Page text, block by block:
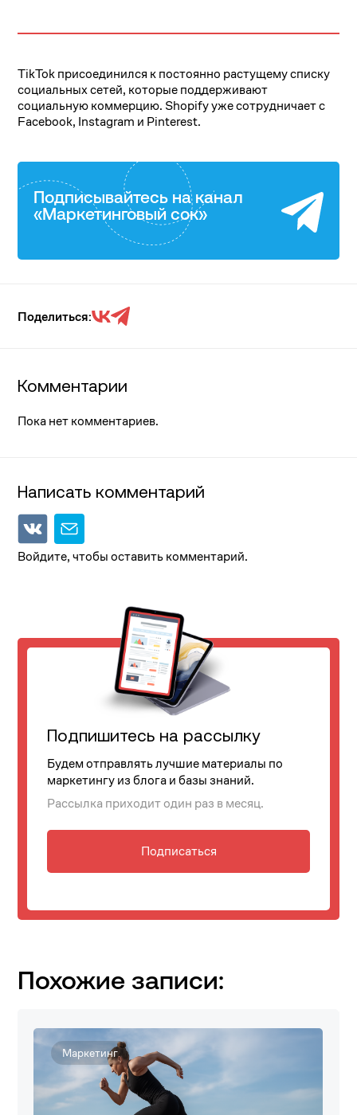
TikTok присоединился к постоянно растущему списку
социальных сетей, которые поддерживают
социальную коммерцию. Shopify уже сотрудничает с
Facebook, Instagram и Pinterest.
Подписывайтесь на канал
«Маркетинговый сок»
Поделиться:
Комментарии
Пока нет комментариев.
Написать комментарий
Войдите, чтобы оставить комментарий.
Подпишитесь на рассылку
Будем отправлять лучшие материалы по
маркетингу из блога и базы знаний.
Рассылка приходит один раз в месяц.
Подписаться
Похожие записи:
Маркетинг